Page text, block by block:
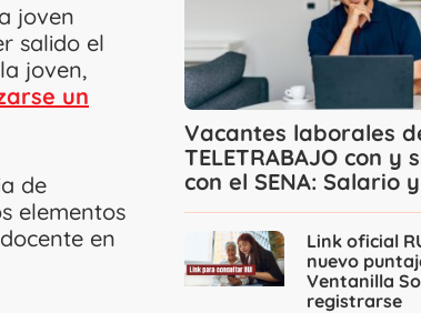
joven
salido el
joven,
un
de
elementos
en
Vacantes laborales
TELETRABAJO con y
con el SENA: Salario
Link oficial
nuevo
Ventanilla
registrarse